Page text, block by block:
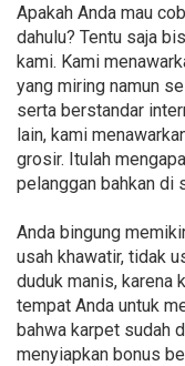
Apakah Anda mau
dahulu? Tentu saja
kami. Kami
yang miring namun
serta berstandar
lain, kami
grosir. Itulah
pelanggan bahkan di
Anda bingung
usah khawatir, tidak
duduk manis, karena
tempat Anda untuk
bahwa karpet sudah
menyiapkan bonus